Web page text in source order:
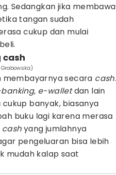
Sedangkan jika membawa
tangan sudah
cukup dan mulai
cash
membayarnya secara cash.
e-walletdan lain
banyak, biasanya
buku lagi karena merasa
cashyang jumlahnya
pengeluaran bisa lebih
mudah kalap saat